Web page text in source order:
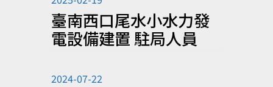
臺南西口尾水小水力發
電設備建置 駐局人員
2024-07-22